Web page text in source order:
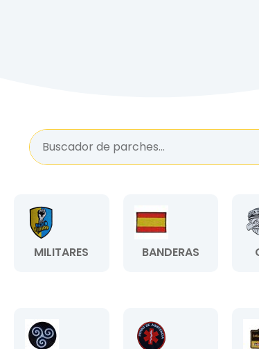
MILITARES BANDERAS